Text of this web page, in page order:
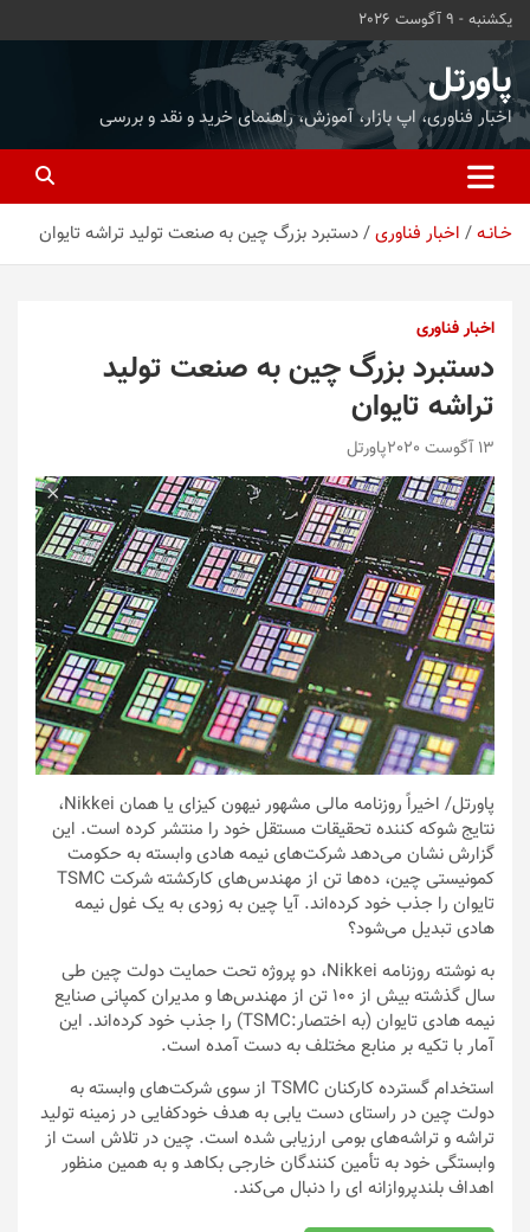
محتوا
بروید
یکشنبه - 9 آگوست 2026
پاورتل
اخبار فناوری، اپ بازار، آموزش، راهنمای خرید و نقد و بررسی
خـانـه اخبار فناوری دستبرد بزرگ چین به صنعت تولید تراشه تایوان
اخبار فناوری
دستبرد بزرگ چین به صنعت تولید
تراشه تایوان
13 آگوست 2020 پاورتل
پاورتل
/ اخیراً روزنامه مالی مشهور نیهون کیزای یا همان Nikkei،
نتایج شوکه کننده تحقیقات مستقل خود را منتشر کرده است. این
گزارش نشان می‌دهد شرکت‌های نیمه هادی وابسته به حکومت
کمونیستی چین، ده‌ها تن از مهندس‌های کارکشته شرکت TSMC
تایوان را جذب خود کرده‌اند. آیا چین به زودی به یک غول نیمه
هادی تبدیل می‌شود؟
به نوشته روزنامه Nikkei، دو پروژه تحت حمایت دولت چین طی
سال گذشته بیش از 100 تن از مهندس‌ها و مدیران کمپانی صنایع
نیمه هادی تایوان (به اختصار:TSMC) را جذب خود کرده‌اند. این
آمار با تکیه بر منابع مختلف به دست آمده است.
استخدام گسترده کارکنان TSMC از سوی شرکت‌های وابسته به
دولت چین در راستای دست یابی به هدف خودکفایی در زمینه تولید
تراشه و تراشه‌های بومی ارزیابی شده است. چین در تلاش است از
وابستگی خود به تأمین کنندگان خارجی بکاهد و به همین منظور
اهداف بلندپروازانه ای را دنبال می‌کند.